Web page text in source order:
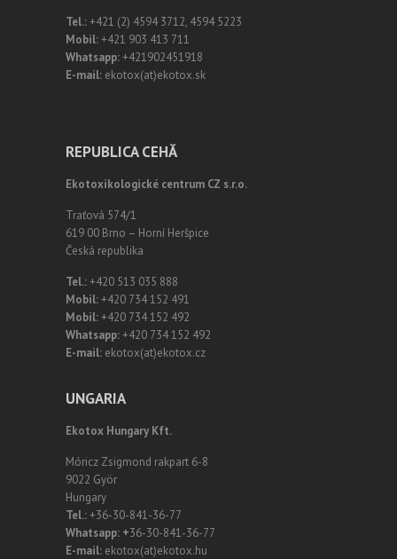
Tel.:+421 (2) 4594 3712, 4594 5223
Mobil:+421 903 413 711
Whatsapp:+421902451918
E-mail: ekotox(at)ekotox.sk
REPUBLICA CEHĂ
Ekotoxikologické centrum CZ s.r.o.
Traťová 574/1
619 00 Brno – Horní Heršpice
Česká republika
Tel.:+420 513 035 888
Mobil:+420 734 152 491
Mobil:+420 734 152 492
Whatsapp:+420 734 152 492
E-mail: ekotox(at)ekotox.cz
UNGARIA
Ekotox Hungary Kft.
Móricz Zsigmond rakpart 6-8
9022 Györ
Hungary
Tel.:+36-30-841-36-77
Whatsapp: +36-30-841-36-77
E-mail: ekotox(at)ekotox.hu